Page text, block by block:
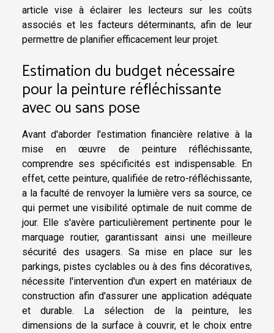
article vise à éclairer les lecteurs sur les coûts
associés et les facteurs déterminants, afin de leur
permettre de planifier efficacement leur projet.
Estimation du budget nécessaire
pour la peinture réfléchissante
avec ou sans pose
Avant d'aborder l'estimation financière relative à la
mise en œuvre de peinture réfléchissante,
comprendre ses spécificités est indispensable. En
effet, cette peinture, qualifiée de retro-réfléchissante,
a la faculté de renvoyer la lumière vers sa source, ce
qui permet une visibilité optimale de nuit comme de
jour. Elle s'avère particulièrement pertinente pour le
marquage routier, garantissant ainsi une meilleure
sécurité des usagers. Sa mise en place sur les
parkings, pistes cyclables ou à des fins décoratives,
nécessite l'intervention d'un expert en matériaux de
construction afin d'assurer une application adéquate
et durable. La sélection de la peinture, les
dimensions de la surface à couvrir, et le choix entre